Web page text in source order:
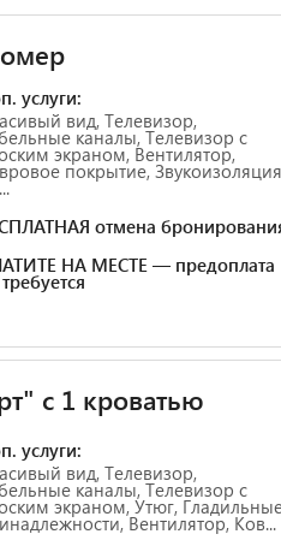
услуги:
вид, Телевизор,
каналы, Телевизор с
экраном, Вентилятор,
покрытие,
отмена
НА МЕСТЕ — предоплата
с 1 кроватью
услуги:
вид, Телевизор,
каналы, Телевизор с
экраном, Утюг,
Вентилятор, Ков...